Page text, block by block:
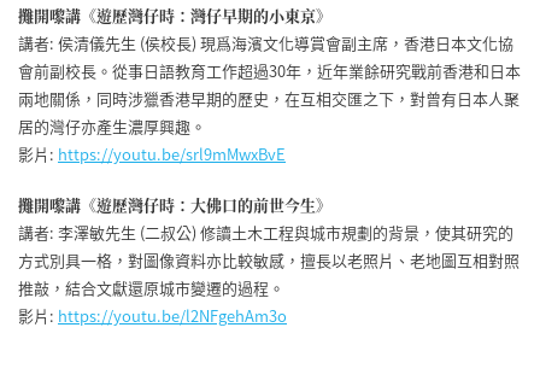
攤開嚟講《遊歷灣仔時：灣仔早期的小東京》
講者: 侯清儀先生 (侯校長) 現爲海濱文化導賞會副主席，香港日本文化協
會前副校長。從事日語教育工作超過30年，近年業餘研究戰前香港和日本
兩地關係，同時涉獵香港早期的歷史，在互相交匯之下，對曾有日本人聚
居的灣仔亦產生濃厚興趣。
影片: https://youtu.be/srl9mMwxBvE
攤開嚟講《遊歷灣仔時：大佛口的前世今生》
講者: 李澤敏先生 (二叔公) 修讀土木工程與城市規劃的背景，使其研究的
方式別具一格，對圖像資料亦比較敏感，擅長以老照片、老地圖互相對照
推敲，結合文獻還原城市變遷的過程。
影片: https://youtu.be/l2NFgehAm3o